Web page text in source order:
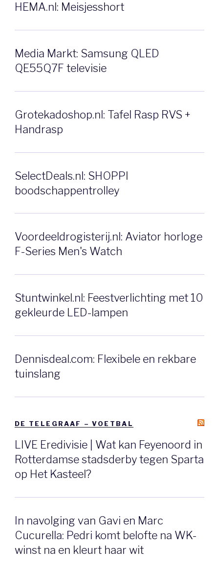
HEMA.nl: Meisjesshort
Media Markt: Samsung QLED
QE55Q7F televisie
Grotekadoshop.nl: Tafel Rasp RVS +
Handrasp
SelectDeals.nl: SHOPPI
boodschappentrolley
Voordeeldrogisterij.nl: Aviator horloge
F-Series Men's Watch
Stuntwinkel.nl: Feestverlichting met 10
gekleurde LED-lampen
Dennisdeal.com: Flexibele en rekbare
tuinslang
DE TELEGRAAF – VOETBAL
LIVE Eredivisie | Wat kan Feyenoord in
Rotterdamse stadsderby tegen Sparta
op Het Kasteel?
In navolging van Gavi en Marc
Cucurella: Pedri komt belofte na WK-
winst na en kleurt haar wit